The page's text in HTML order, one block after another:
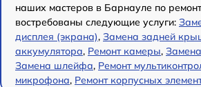
наших мастеров в Барнауле по
востребованы следующие услуги:
дисплея (экрана), Замена задней
аккумулятора, Ремонт камеры,
Замена шлейфа, Ремонт
микрофона, Ремонт корпусных